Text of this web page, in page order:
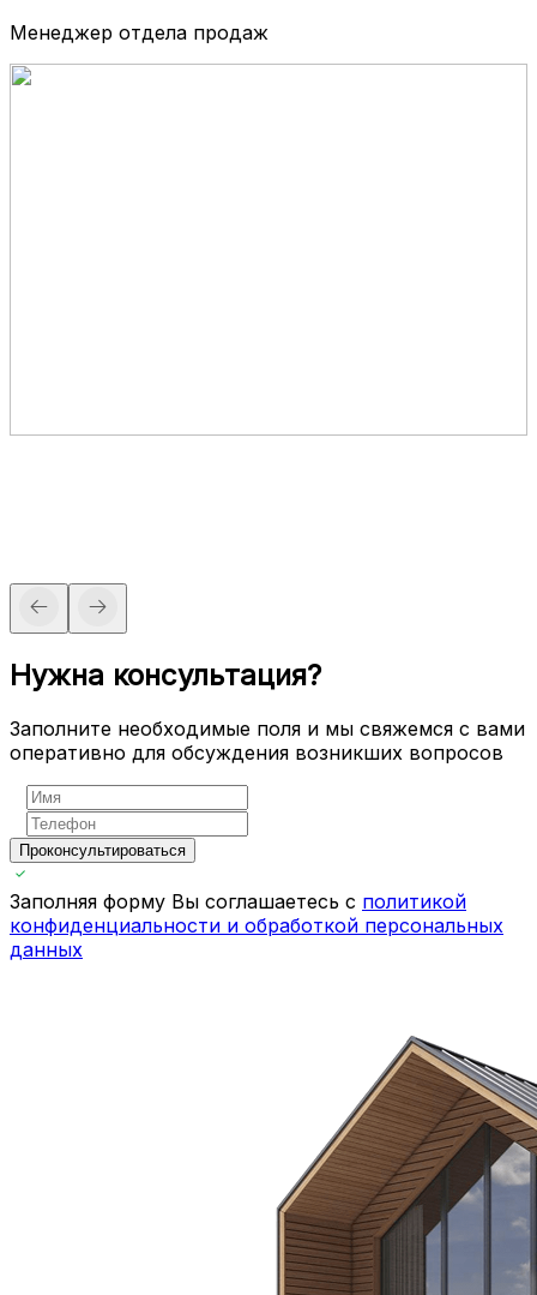
Менеджер отдела продаж
Нужна консультация?
Заполните необходимые поля и мы свяжемся с вами
оперативно для обсуждения возникших вопросов
Проконсультироваться
Заполняя форму Вы соглашаетесь с политикой
конфиденциальности и обработкой персональных
данных